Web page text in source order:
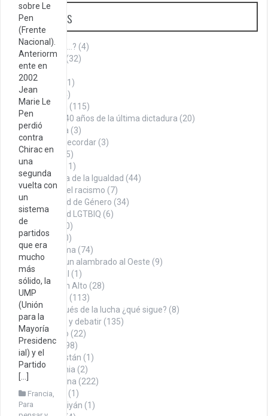
sobre Le
Pen
(Frente
Nacional).
Anteriorm
ente en
2002
Jean
Marie Le
Pen
perdió
contra
Chirac en
una
segunda
vuelta con
un
sistema
de
partidos
que era
mucho
más
sólido, la
UMP
(Unión
para la
Mayoría
Presidenc
ial) y el
Partido
[…]
Francia
Para
Categorías
¿Sabías que…? (4)
Aniversario
(32)
Armenia
Cita del día
(1)
Cultura
(144)
Historia
(115)
A 40 años de la última dictadura (20)
La Roca (3)
Datos para recordar (3)
Denuncia
(75)
Economía
(11)
En búsqueda de la Igualdad (44)
Contra el racismo (7)
Igualdad de Género (34)
Igualdad LGTBIQ (6)
Noticias
(100)
Opinión (260)
Con firma (74)
Desde un alambrado al Oeste (9)
Editorial (1)
Puño en Alto (28)
(113)
Y después de la lucha ¿qué sigue? (8)
Para pensar y debatir (135)
Sindicalismo (22)
Territorio(498)
Afganistán (1)
Alemania (2)
Argentina (222)
Austria
(1)
Azerbaiyán (1)